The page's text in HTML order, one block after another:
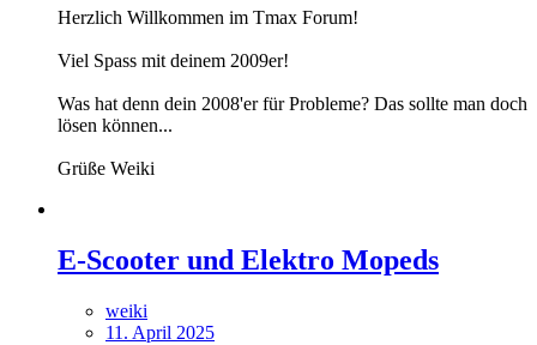
Herzlich Willkommen im Tmax Forum!
Viel Spass mit deinem 2009er!
Was hat denn dein 2008'er für Probleme? Das sollte man doch
lösen können...
Grüße Weiki
E-Scooter und Elektro Mopeds
weiki
11. April 2025